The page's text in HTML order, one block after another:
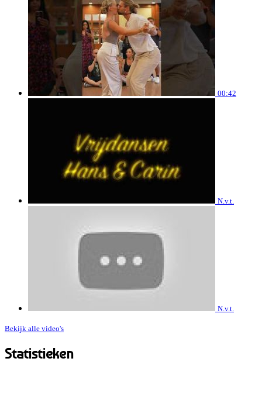
00:42
N.v.t.
N.v.t.
Bekijk alle video's
Statistieken